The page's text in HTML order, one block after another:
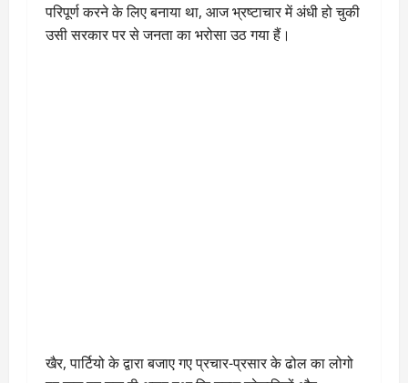
परिपूर्ण करने के लिए बनाया था, आज भ्रष्टाचार में अंधी हो चुकी
उसी सरकार पर से जनता का भरोसा उठ गया हैं।
खैर, पार्टियो के द्वारा बजाए गए प्रचार-प्रसार के ढोल का लोगो